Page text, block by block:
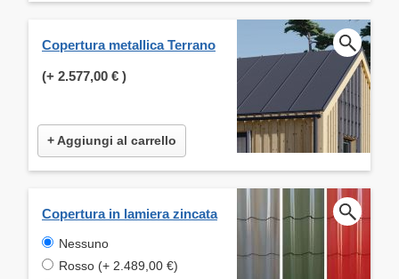
Copertura metallica Terrano
(+ 2.577,00 € )
+ Aggiungi al carrello
Copertura in lamiera zincata
Nessuno
Rosso (+ 2.489,00 €)